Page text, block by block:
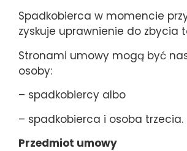
Spadkobierca w momencie
zyskuje uprawnienie do zbycia
Stronami umowy mogą być
osoby:
– spadkobiercy albo
– spadkobierca i osoba trzecia.
Przedmiot umowy